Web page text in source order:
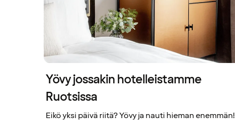
Yövy jossakin hotelleistamme
Ruotsissa
Eikö yksi päivä riitä? Yövy ja nauti hieman enemmän!